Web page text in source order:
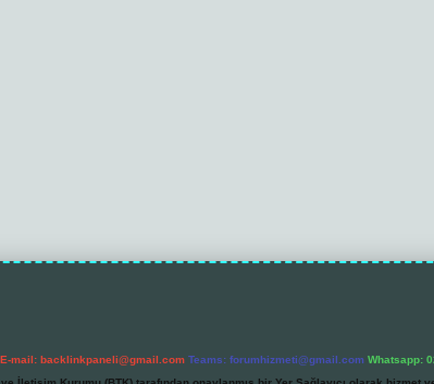
E-mail: backlinkpaneli@gmail.com Teams: forumhizmeti@gmail.com Whatsapp: